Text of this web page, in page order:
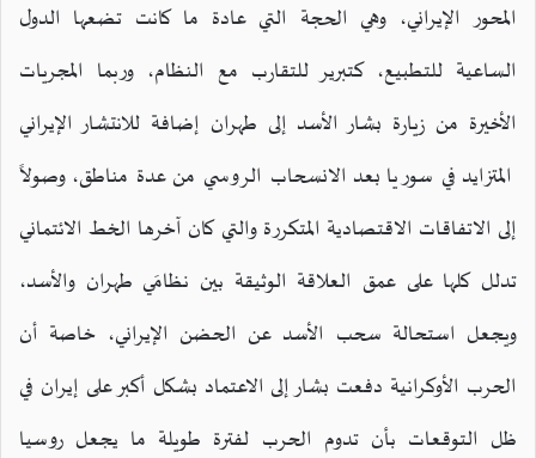
المحور الإيراني، وهي الحجة التي عادة ما كانت تضعها الدول
الساعية للتطبيع، كتبرير للتقارب مع النظام، وربما المجريات
الأخيرة من زيارة بشار الأسد إلى طهران إضافة للانتشار الإيراني
المتزايد في سوريا بعد الانسحاب الروسي من عدة مناطق، وصولاً
إلى الاتفاقات الاقتصادية المتكررة والتي كان آخرها الخط الائتماني
تدلل كلها على عمق العلاقة الوثيقة بين نظامَي طهران والأسد،
ويجعل استحالة سحب الأسد عن الحضن الإيراني، خاصة أن
الحرب الأوكرانية دفعت بشار إلى الاعتماد بشكل أكبر على إيران في
ظل التوقعات بأن تدوم الحرب لفترة طويلة ما يجعل روسيا